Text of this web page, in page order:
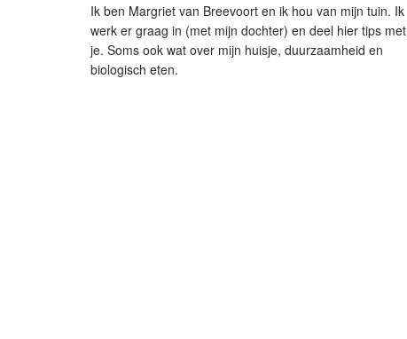
Ik ben Margriet van Breevoort en ik hou van mijn tuin. Ik
werk er graag in (met mijn dochter) en deel hier tips met
je. Soms ook wat over mijn huisje, duurzaamheid en
biologisch eten.